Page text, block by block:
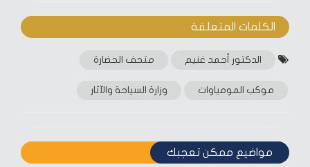
الكلمات المتعلقة‎
الدكتور أحمد غنيم متحف الحضارة
موكب المومياوات وزارة السياحة والآثار
مواضيع ممكن تعجبك